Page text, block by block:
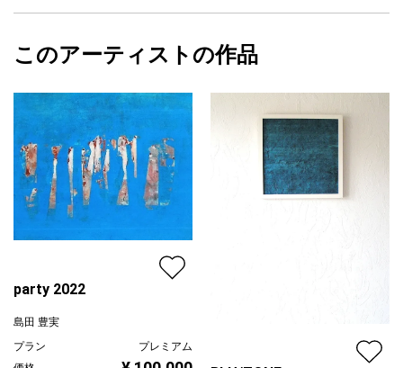
カラー
ホワイト
ジャンル
配送目安
二週間以内
フォローする
島田 豊実
このアーティストの作品
party 2022
島田 豊実
プラン
プレミアム